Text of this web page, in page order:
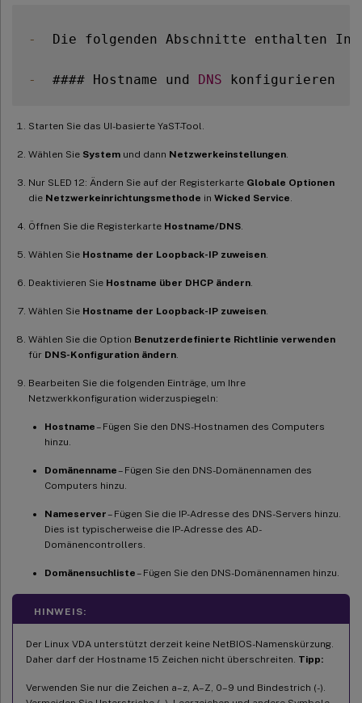
-
Die folgenden Abschnitte enthalten
-
  #### Hostname und
DNS
Starten Sie das UI-basierte YaST-Tool.
Wählen Sie System und dann Netzwerkeinstellungen
Nur SLED 12: Ändern Sie auf der Registerkarte Globale Optionen
die Netzwerkeinrichtungsmethode in Wicked Service
Öffnen Sie die Registerkarte Hostname/DNS
Wählen Sie Hostname der Loopback-IP zuweisen
Deaktivieren Sie Hostname über DHCP ändern
Wählen Sie Hostname der Loopback-IP zuweisen
Wählen Sie die Option Benutzerdefinierte Richtlinie verwenden
für DNS-Konfiguration ändern
Bearbeiten Sie die folgenden Einträge, um Ihre
Netzwerkkonfiguration widerzuspiegeln:
Hostname– Fügen Sie den DNS-Hostnamen des Computers
hinzu.
Domänenname– Fügen Sie den DNS-Domänennamen des
Computers hinzu.
Nameserver– Fügen Sie die IP-Adresse des DNS-Servers hinzu.
Dies ist typischerweise die IP-Adresse des AD-
Domänencontrollers.
Domänensuchliste– Fügen Sie den DNS-Domänennamen hinzu.
HINWEIS:
Der Linux VDA unterstützt derzeit keine NetBIOS-Namenskürzung.
Daher darf der Hostname 15 Zeichen nicht überschreiten. Tipp:
Verwenden Sie nur die Zeichen a–z, A–Z, 0–9 und Bindestrich (-).